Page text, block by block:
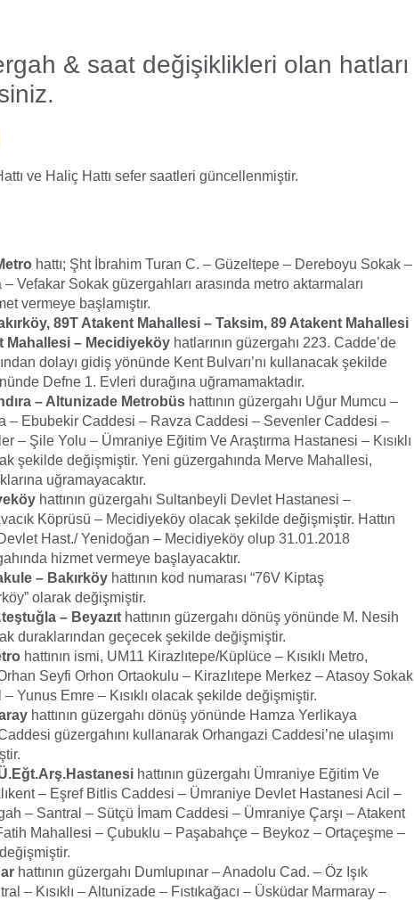
& saat değişiklikleri olan hatları
ve Haliç Hattı sefer saatleri güncellenmiştir.
hattı; Şht İbrahim Turan C. – Güzeltepe – Dereboyu Sokak –
Vefakar Sokak güzergahları arasında metro aktarmaları
vermeye başlamıştır.
89T Atakent Mahallesi – Taksim, 89 Atakent Mahallesi
Mahallesi – Mecidiyeköy hatlarının güzergahı 223. Cadde’de
dolayı gidiş yönünde Kent Bulvarı’nı kullanacak şekilde
Defne 1. Evleri durağına uğramamaktadır.
– Altunizade Metrobüs hattının güzergahı Uğur Mumcu –
– Ebubekir Caddesi – Ravza Caddesi – Sevenler Caddesi –
– Şile Yolu – Ümraniye Eğitim Ve Araştırma Hastanesi – Kısıklı
şekilde değişmiştir. Yeni güzergahında Merve Mahallesi,
uğramayacaktır.
hattının güzergahı Sultanbeyli Devlet Hastanesi –
Köprüsü – Mecidiyeköy olacak şekilde değişmiştir. Hattın
Hast./ Yenidoğan – Mecidiyeköy olup 31.01.2018
hizmet vermeye başlayacaktır.
– Bakırköy hattının kod numarası “76V Kiptaş
olarak değişmiştir.
– Beyazıt hattının güzergahı dönüş yönünde M. Nesih
duraklarından geçecek şekilde değişmiştir.
hattının ismi, UM11 Kirazlıtepe/Küplüce – Kısıklı Metro,
Seyfi Orhon Ortaokulu – Kirazlıtepe Merkez – Atasoy Sokak
Yunus Emre – Kısıklı olacak şekilde değişmiştir.
hattının güzergahı dönüş yönünde Hamza Yerlikaya
güzergahını kullanarak Orhangazi Caddesi’ne ulaşımı
hattının güzergahı Ümraniye Eğitim Ve
– Eşref Bitlis Caddesi – Ümraniye Devlet Hastanesi Acil –
– Santral – Sütçü İmam Caddesi – Ümraniye Çarşı – Atakent
Mahallesi – Çubuklu – Paşabahçe – Beykoz – Ortaçeşme –
hattının güzergahı Dumlupınar – Anadolu Cad. – Öz Işık
– Kısıklı – Altunizade – Fıstıkağacı – Üsküdar Marmaray –